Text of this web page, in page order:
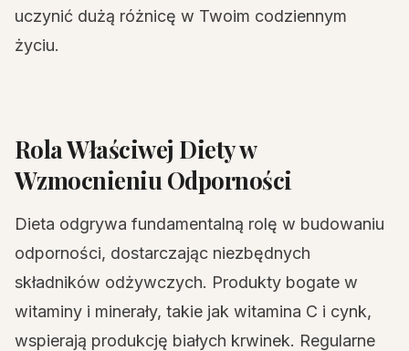
uczynić dużą różnicę w Twoim codziennym
życiu.
Rola Właściwej Diety w
Wzmocnieniu Odporności
Dieta odgrywa fundamentalną rolę w budowaniu
odporności, dostarczając niezbędnych
składników odżywczych. Produkty bogate w
witaminy i minerały, takie jak witamina C i cynk,
wspierają produkcję białych krwinek. Regularne